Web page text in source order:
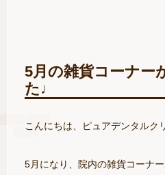
5月の雑貨コーナー
た♩
こんにちは、ピュアデンタル
5月になり、院内の雑貨コーナー